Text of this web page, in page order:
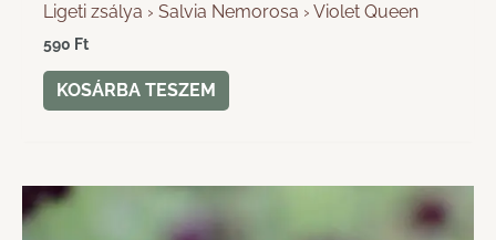
Ligeti zsálya › Salvia Nemorosa › Violet Queen
590 Ft
KOSÁRBA TESZEM